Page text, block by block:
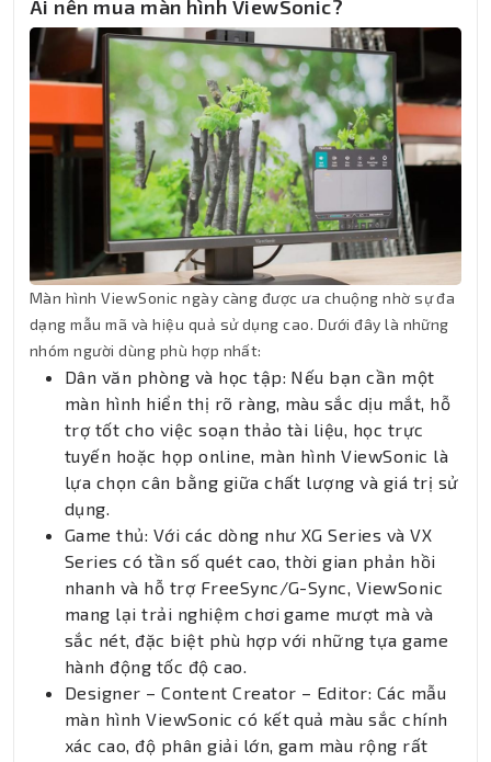
Ai nên mua màn hình ViewSonic?
Màn hình ViewSonic ngày càng được ưa chuộng nhờ sự đa
dạng mẫu mã và hiệu quả sử dụng cao. Dưới đây là những
nhóm người dùng phù hợp nhất:
Dân văn phòng và học tập: Nếu bạn cần một
màn hình hiển thị rõ ràng, màu sắc dịu mắt, hỗ
trợ tốt cho việc soạn thảo tài liệu, học trực
tuyến hoặc họp online, màn hình ViewSonic là
lựa chọn cân bằng giữa chất lượng và giá trị sử
dụng.
Game thủ: Với các dòng như XG Series và VX
Series có tần số quét cao, thời gian phản hồi
nhanh và hỗ trợ FreeSync/G-Sync, ViewSonic
mang lại trải nghiệm chơi game mượt mà và
sắc nét, đặc biệt phù hợp với những tựa game
hành động tốc độ cao.
Designer – Content Creator – Editor: Các mẫu
màn hình ViewSonic có kết quả màu sắc chính
xác cao, độ phân giải lớn, gam màu rộng rất